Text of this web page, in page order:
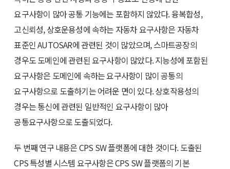
요구사항이 많아 공통 기능에는 포함하지 않았다. 융복합성,
고신뢰성, 상호운용성에 속하는 자동차 요구사항은 자동차
표준인 AUTOSAR에 관련된 것이 많았으며, 스마트공장의
경우도 도메인에 관련된 요구사항이 많았다. 지능성에 포함된
요구사항은 도메인에 속하는 요구사항이 많이 공통의
요구사항으로 도출하기는 어려운 면이 있다. 상호작용성의
경우는 통신에 관련된 일반적인 요구사항이 많아
공통요구사항으로 도출되었다.
두 번째 연구 내용은 CPS SW 플랫폼에 대한 것이다. 도출된
CPS 특성별 시스템 요구사항은 CPS SW 플랫폼의 기본